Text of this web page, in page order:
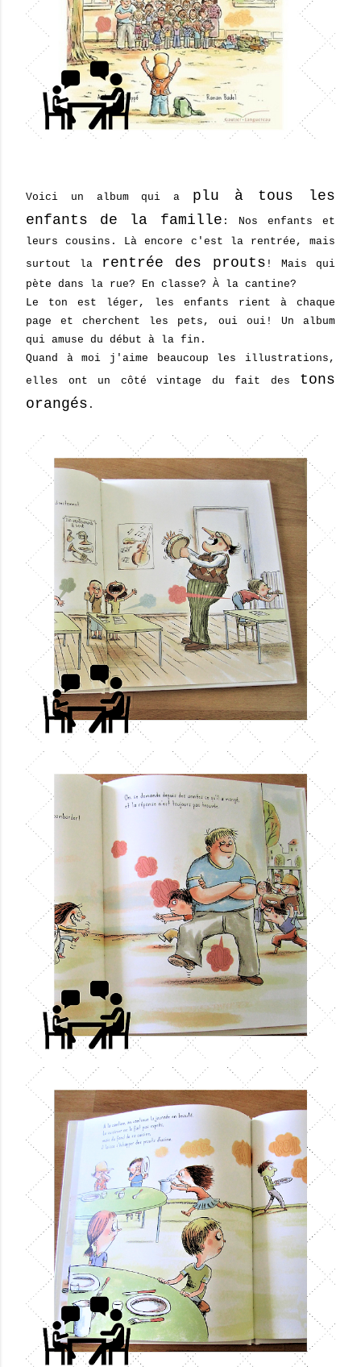
Voici un album qui a plu à tous les
enfants de la famille : Nos enfants et
leurs cousins. Là encore c'est la rentrée, mais
surtout la
rentrée des prouts ! Mais qui
pète dans la rue? En classe? À la cantine?
Le ton est léger, les enfants rient à chaque
page et cherchent les pets, oui oui! Un album
qui amuse du début à la fin.
Quand à moi j'aime beaucoup les illustrations,
elles ont un côté vintage du fait des tons
orangés .